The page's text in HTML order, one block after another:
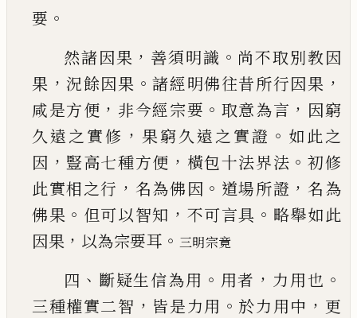
要 。
然諸因果 ， 善須明識 。 尚不取別教因
果 ，況餘因果 。諸經明佛往昔所行因果 ，
咸是方便 ， 非今經宗要 。 取意為言 ， 因窮
久遠之實修 ， 果窮久遠之實證 。 如此之
因 ， 豎高七種方便 ， 橫包十法界法 。 初修
此實相之行 ， 名為佛因 。 道場所證 ， 名為
佛果 。 但可以智知 ， 不可言具 。 略舉如此
因果 ， 以為宗要耳 。 三明宗竟
四 、 斷疑生信為用 。 用者 ， 力用也 。
三種權實二智 ， 皆是力用 。 於力用中 ， 更